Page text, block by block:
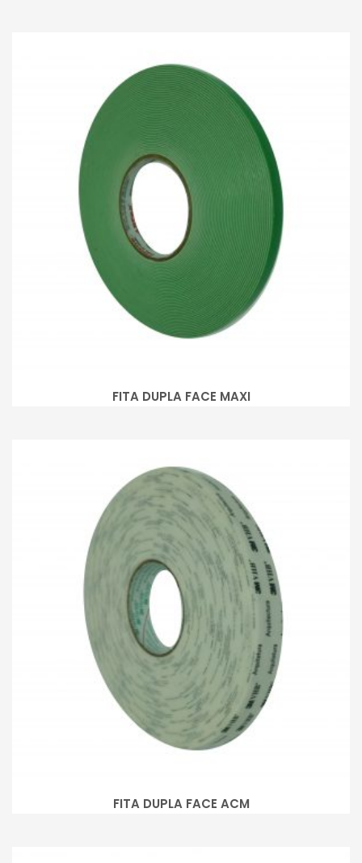
FITA DUPLA FACE ACM
FITA DUPLA FACE MAXI